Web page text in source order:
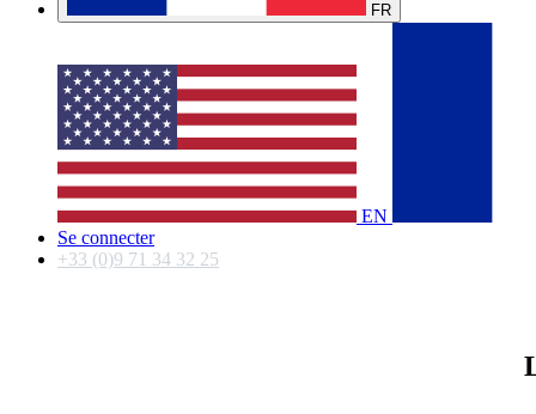
FR
EN
Se connecter
+33 (0)9 71 34 32 25